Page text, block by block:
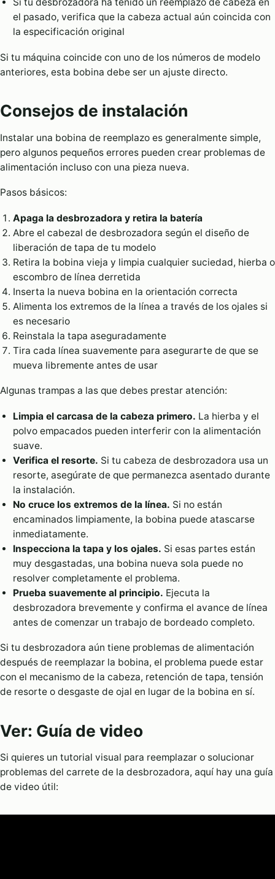
el pasado, verifica que la cabeza actual aún coincida con
la especificación original
Si tu máquina coincide con uno de los números de modelo
anteriores, esta bobina debe ser un ajuste directo.
Consejos de instalación
Instalar una bobina de reemplazo es generalmente simple,
pero algunos pequeños errores pueden crear problemas de
alimentación incluso con una pieza nueva.
Pasos básicos:
Apaga la desbrozadora y retira la batería
Abre el cabezal de desbrozadora según el diseño de
liberación de tapa de tu modelo
Retira la bobina vieja y limpia cualquier suciedad, hierba o
escombro de línea derretida
Inserta la nueva bobina en la orientación correcta
Alimenta los extremos de la línea a través de los ojales si
es necesario
Reinstala la tapa aseguradamente
Tira cada línea suavemente para asegurarte de que se
mueva libremente antes de usar
Algunas trampas a las que debes prestar atención:
Limpia el carcasa de la cabeza primero. La hierba y el
polvo empacados pueden interferir con la alimentación
suave.
Verifica el resorte. Si tu cabeza de desbrozadora usa un
resorte, asegúrate de que permanezca asentado durante
la instalación.
No cruce los extremos de la línea. Si no están
encaminados limpiamente, la bobina puede atascarse
inmediatamente.
Inspecciona la tapa y los ojales. Si esas partes están
muy desgastadas, una bobina nueva sola puede no
resolver completamente el problema.
Prueba suavemente al principio. Ejecuta la
desbrozadora brevemente y confirma el avance de línea
antes de comenzar un trabajo de bordeado completo.
Si tu desbrozadora aún tiene problemas de alimentación
después de reemplazar la bobina, el problema puede estar
con el mecanismo de la cabeza, retención de tapa, tensión
de resorte o desgaste de ojal en lugar de la bobina en sí.
Ver: Guía de video
Si quieres un tutorial visual para reemplazar o solucionar
problemas del carrete de la desbrozadora, aquí hay una guía
de video útil: